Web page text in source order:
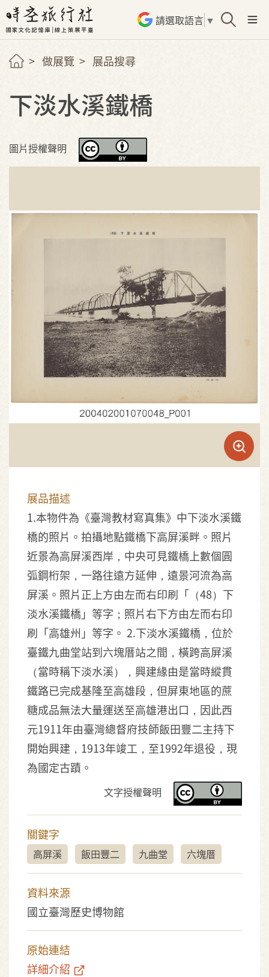
請選取語言 ▼
做展覽 展品搜尋
下淡水溪鐵橋
圖片授權聲明
展品描述
1.本物件為《臺灣教材寫真集》中下淡水溪鐵
橋的照片。拍攝地點鐵橋下高屏溪畔。照片
近景為高屏溪西岸，中央可見鐵橋上數個圓
弧鋼桁架，一路往遠方延伸，遠景河流為高
屏溪。照片正上方由左而右印刷「（48）下
淡水溪鐵橋」等字；照片右下方由左而右印
刷「高雄州」等字。 2.下淡水溪鐵橋，位於
臺鐵九曲堂站到六塊厝站之間，橫跨高屏溪
（當時稱下淡水溪），興建緣由是當時縱貫
鐵路已完成基隆至高雄段，但屏東地區的蔗
糖成品無法大量運送至高雄港出口，因此西
元1911年由臺灣總督府技師飯田豐二主持下
開始興建，1913年竣工，至1992年退役，現
為國定古蹟。
文字授權聲明
關鍵字
高屏溪 飯田豐二 九曲堂 六塊厝
資料來源
國立臺灣歷史博物館
原始連結
詳細介紹